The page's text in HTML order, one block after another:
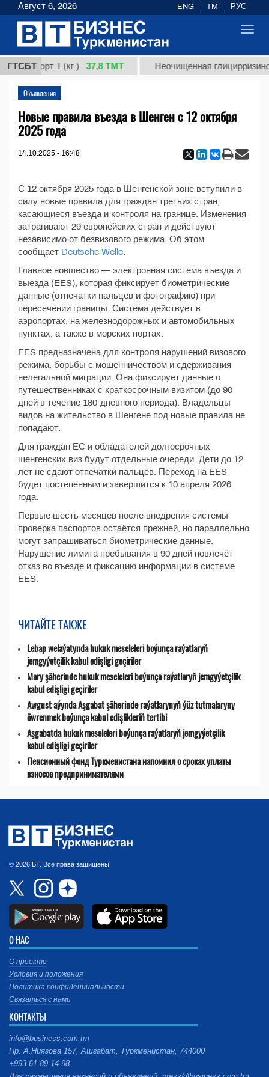
ГТСБТсорт 1 (кг.) 37,8 ТМТ Неочищенная
Объявления
Новые правила въезда в Шенген с 12 октября
2025 года
14.10.2025 - 16:48
С 12 октября 2025 года в Шенгенской зоне вступили в
силу новые правила для граждан третьих стран,
касающиеся въезда и контроля на границе. Изменения
затрагивают 29 европейских стран и действуют
независимо от безвизового режима. Об этом
сообщает Deutsche Welle
Главное новшество — электронная система въезда и
выезда (EES), которая фиксирует биометрические
данные (отпечатки пальцев и фотографию) при
пересечении границы. Система действует в
аэропортах, на железнодорожных и автомобильных
пунктах, а также в морских портах.
EES предназначена для контроля нарушений визового
режима, борьбы с мошенничеством и сдерживания
нелегальной миграции. Она фиксирует данные о
путешественниках с краткосрочным визитом (до 90
дней в течение 180-дневного периода). Владельцы
видов на жительство в Шенгене под новые правила не
попадают.
Для граждан ЕС и обладателей долгосрочных
шенгенских виз будут отдельные очереди. Дети до 12
лет не сдают отпечатки пальцев. Переход на EES
будет постепенным и завершится к 10 апреля 2026
года.
Первые шесть месяцев после внедрения системы
проверка паспортов остаётся прежней, но параллельно
могут запрашиваться биометрические данные.
Нарушение лимита пребывания в 90 дней повлечёт
отказ во въезде и фиксацию информации в системе
EES.
ЧИТАЙТЕ ТАКЖЕ
Lebap welaýatynda hukuk meseleleri boýunça raýatlaryň
jemgyýetçilik kabul edişligi geçiriler
Mary şäherinde hukuk meseleleri boýunça raýatlaryň jemgyýetçilik
kabul edişligi geçiriler
Awgust aýynda Aşgabat şäherinde raýatlarynyň ýüz tutmalaryny
öwrenmek boýunça kabul edişlikleriň tertibi
Aşgabatda hukuk meseleleri boýunça raýatlaryň jemgyýetçilik
kabul edişligi geçiriler
Пенсионный фонд Туркменистана напомнил о сроках уплаты
взносов предпринимателями
© 2026 БТ. Все права защищены.
О НАС
О проекте
Условия и положения
Политика конфиденциальности
Связаться с нами
КОНТАКТЫ
info@business.com.tm
Пр. А.Ниязова 157, Ашгабат, Туркменистан, 744000
+993 61 89 14 98
Август 6, 2026 ENG TM РУС